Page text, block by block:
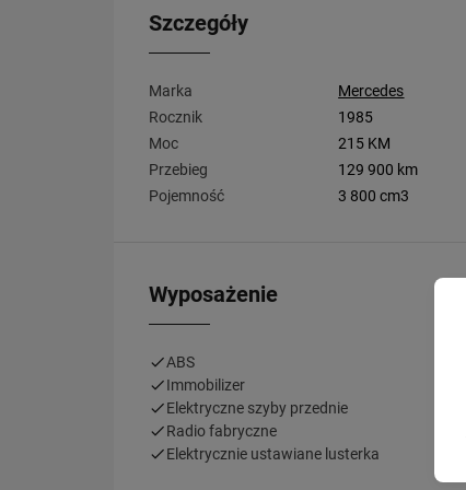
Szczegóły
Marka Mercedes
Rocznik
1985
Moc
215 KM
Przebieg
129 900 km
Pojemność
3 800 cm3
Wyposażenie
ABS
Immobilizer
Elektryczne szyby przednie
Radio fabryczne
Elektrycznie ustawiane lusterka